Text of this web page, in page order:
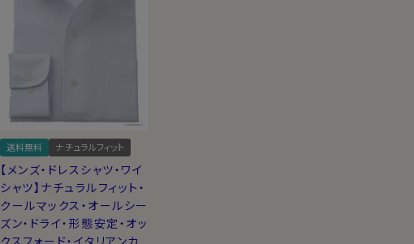
送料無料 ナチュラルフィット
【メンズ・ドレスシャツ・ワイ
シャツ】ナチュラルフィット・
クールマックス・オールシー
ズン・ドライ・形態安定・オッ
クスフォード・イタリアンカ